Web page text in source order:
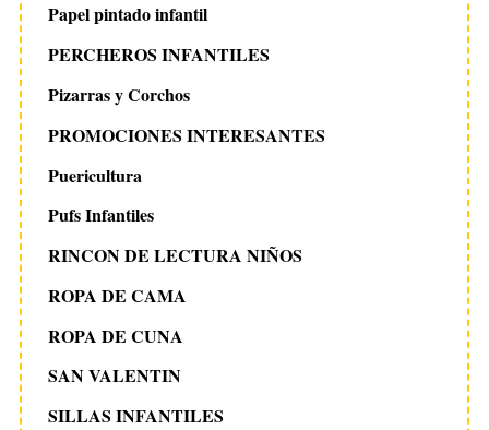
Papel pintado infantil
PERCHEROS INFANTILES
Pizarras y Corchos
PROMOCIONES INTERESANTES
Puericultura
Pufs Infantiles
RINCON DE LECTURA NIÑOS
ROPA DE CAMA
ROPA DE CUNA
SAN VALENTIN
SILLAS INFANTILES